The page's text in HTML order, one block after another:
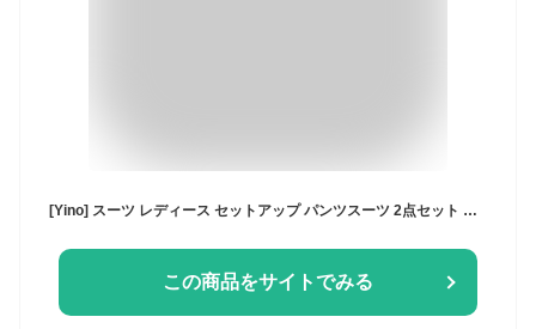
[Yino] スーツ レディース セットアップ パンツスーツ 2点セット ノーカラージャケット+ワイドパンツ ツイード風 洗える 体型カバー おしゃれ 優しい 入学式 卒業式 ママ 通勤 フォーマル
この商品をサイトでみる